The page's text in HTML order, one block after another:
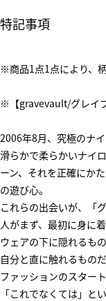
特記事項
※商品1点1点により、
※【gravevault/グレイ
2006年8月、究極のナ
滑らかで柔らかいナイ
ーン、それを正確にか
の遊び心。
これらの出会いが、「
人がまず、最初に身に
ウェアの下に隠れるも
自分と直に触れるもの
ファッションのスター
「これでなくては」と